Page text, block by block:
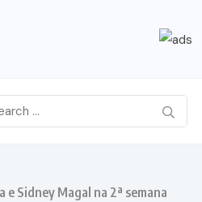
e Sidney Magal na 2ª semana